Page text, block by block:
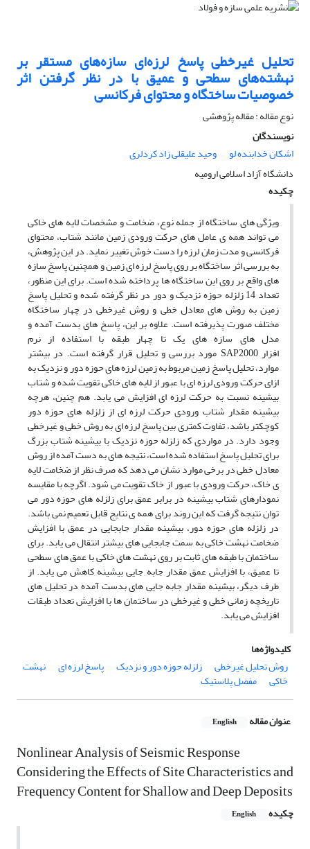
تحلیل غیرخطی پاسخ لرزه‌ای سازه‌های مستقر بر
نهشته‌های سطحی و عمیق با در نظر گرفتن اثر
خصوصیات ساختگاه و محتوای فرکانسی
نوع مقاله : مقاله پژوهشی
نویسندگان
اشکان خدابنده لو
وحید علیقلی زاد کردلری
دانشگاه آزاد اسلامی ارومیه
چکیده
ویژگی های ساختگاه از جمله نوع، ضخامت و مشخصات لایه های خاکی
می تواند همه ی عامل های حرکت ورودی زمین مانند شتاب، محتوای
فرکانسی و مدت زمان لرزه را دست خوش تغییر نماید. در این پژوهش،
به بررسی اثر ساختگاه بر روی پاسخ لرزه ای زمین و همچنین پاسخ سازه
های واقع بر روی این ساختگاه ها پرداخته شده است. برای این منظور،
تعداد 14 زلزله حوزه نزدیک و دور در نظر گرفته شده و تحلیل پاسخ
زمین به روش های معادل خطی و روش غیرخطی در چهار ساختگاه
مختلف صورت پذیرفته است. علاوه بر این، پاسخ های بدست آمده و
مدل های سازه های یک تا چهار طبقه با استفاده از نرم
افزارSAP2000 مورد بررسی و تحلیل قرار گرفته است. در بیشتر
موارد، تحلیل پاسخ زمین مربوط به زمین لرزه های حوزه دور و نزدیک به
ازای حرکت ورودی لرزه ای با عبور از لایه های خاکی تقویت شده و شتاب
بیشینه نسبت به حرکت لرزه ای افزایش می یابد. هم چنین، هرچه
بیشینه مقدار شتاب ورودی حرکت لرزه ای از زلزله های حوزه دور
کوچکتر باشد، تفاوت کمتری بین پاسخ لرزه ای به روش خطی و غیرخطی
وجود دارد. در مواردی که زلزله حوزه نزدیک با بیشینه شتاب بزرگ
برای تحلیل پاسخ استفاده شده است، نتیجه های به دست آمده از روش
معادل خطی در برخی موارد نشان می دهد که صرف نظر از ضخامت لایه
ی خاک، حرکت ورودی با عبور از خاک تقویت می شود. اگرچه با مقایسه
نمودارهای شتاب بیشینه در برابر عمق برای زلزله های حوزه دور می
توان نتیجه گرفت که این روند برای همه ی نتایج قابل تعمیم نمی باشد.
در زلزله های حوزه دور، بیشینه مقدار جابجایی در عمق با افزایش
ضخامت نهشت خاکی به سمت جابجایی های بیشتر انتقال می یابد. برای
ساختمان با طبقه های ثابت بر روی نهشت های خاکی با عمق های سطحی
تا عمیق، با افزایش عمق مقدار جابه جایی بیشینه کاهش می یابد. از
طرف دیگر، بیشینه مقدار جابه جایی های بدست آمده در تحلیل های
تاریخچه زمانی خطی و غیرخطی در ساختمان ها با افزایش تعداد طبقات
افزایش می یابد.
کلیدواژه‌ها
روش تحلیل غیرخطی
زلزله حوزه دور و نزدیک پاسخ لرزه ای نهشت
خاکی مفصل پلاستیک
عنوان مقاله English
Nonlinear Analysis of Seismic Response
Considering the Effects of Site Characteristics and
Frequency Content for Shallow and Deep Deposits
چکیده English